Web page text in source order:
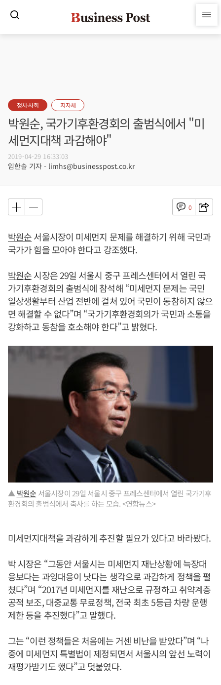
정치·사회 지자체
박원순, 국가기후환경회의 출범식에서 "미
세먼지대책 과감해야"
2019-04-29 16:33:03
임한솔 기자 - limhs@businesspost.co.kr
0
박원순서울시장이 미세먼지 문제를 해결하기 위해 국민과
국가가 힘을 모아야 한다고 강조했다.
박원순시장은 29일 서울시 중구 프레스센터에서 열린 국
가기후환경회의 출범식에 참석해 “미세먼지 문제는 국민
일상생활부터 산업 전반에 걸쳐 있어 국민이 동참하지 않으
면 해결할 수 없다”며 “국가기후환경회의가 국민과 소통을
강화하고 동참을 호소해야 한다”고 밝혔다.
▲박원순 서울시장이 29일 서울시 중구 프레스센터에서 열린 국가기후
환경회의 출범식에서 축사를 하는 모습. <연합뉴스>
미세먼지대책을 과감하게 추진할 필요가 있다고 바라봤다.
박 시장은 “그동안 서울시는 미세먼지 재난상황에 늑장대
응보다는 과잉대응이 낫다는 생각으로 과감하게 정책을 펼
쳤다”며 “2017년 미세먼지를 재난으로 규정하고 취약계층
공적 보조, 대중교통 무료정책, 전국 최초 5등급 차량 운행
제한 등을 추진했다”고 말했다.
그는 “이런 정책들은 처음에는 거센 비난을 받았다”며 “나
중에 미세먼지 특별법이 제정되면서 서울시의 앞선 노력이
재평가받기도 했다”고 덧붙였다.